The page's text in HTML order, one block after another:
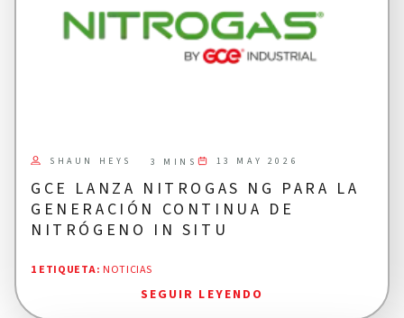
GCE LANZA NITROGAS NG PARA LA
GENERACIÓN CONTINUA DE
NITRÓGENO IN SITU
SHAUN HEYS 3 MINS 13 MAY 2026
1 ETIQUETA: NOTICIAS
SEGUIR LEYENDO